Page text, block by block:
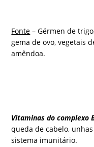
Fonte – Gérmen de
gema de ovo, vegetais
amêndoa.
Vitaminas do complexo
queda de cabelo,
sistema imunitário.